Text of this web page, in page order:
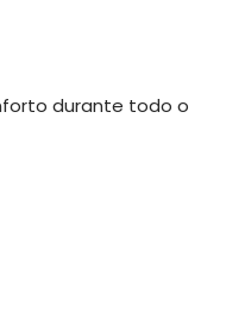
durante todo o